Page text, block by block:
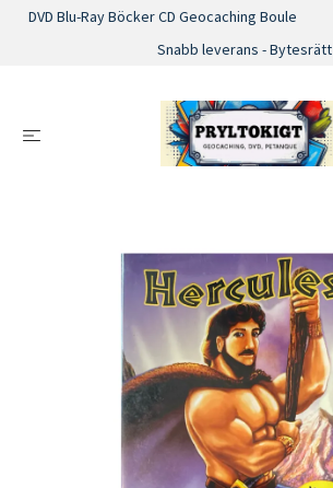
DVD Blu-Ray Böcker CD Geocaching Boule
Snabb leverans - Bytesrätt